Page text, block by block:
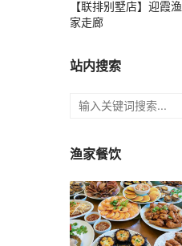
【联排别墅店】迎霞渔
家走廊
站内搜索
渔家餐饮